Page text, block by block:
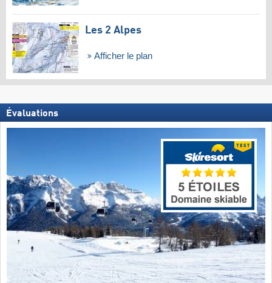
Les 2 Alpes
Afficher le plan
Évaluations